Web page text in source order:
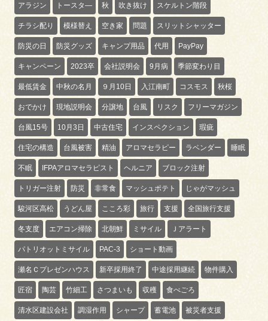
アラジン トースタ― 秋 吹き抜け スケルトン階段
チラシ配り 模様替え 空き家 問題 スリットシャッター
防災の日 防災グッズ キャンプ用品 代用 PayPay
キャンペーン 2023卒 会社説明会 9月病 季節変わり目
最低賃金 中秋の名月 ９月10日 入江南町 コスモス 秋桜
おでかけ 現地説明会 分譲地 台風 リスク フリーマガジン
台風15号 10月3日 中古住宅 インスペクション 瑕疵
住宅の構造 台風被害 精油 アロマセラピー ラベンダー 睡眠
不眠 IFPAアロマセラピスト ヘルニア ブロック注射
トリガー注射 防災 非常食 マッシュポテト じゃがマッシュ
駿河区高松 うどん屋 こころ彩 旅行 支援 全国旅行支援
冬支度 エアコン掃除 北朝鮮 ミサイル Ｊアラート
パトリオットミサイル PAC-3 ショート動画
瀬名Ｃプレゼンハウス 新卒採用終了 中途採用継続 物件購入
匠宿 陶芸 竹細工 さつまいも 収穫 食べごろ
清水区建設会社 調湿作用 シャープ 蓄電池 被災者支援